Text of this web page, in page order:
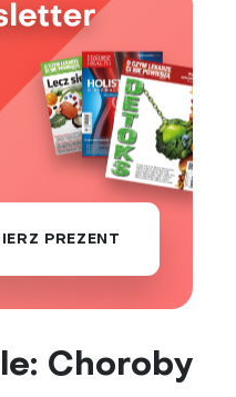
PREZENT
Choroby